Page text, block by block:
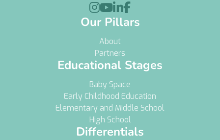

Our Pillars
About
Partners
Educational Stages
Baby Space
Early Childhood Education
Elementary and Middle School
High School
Differentials